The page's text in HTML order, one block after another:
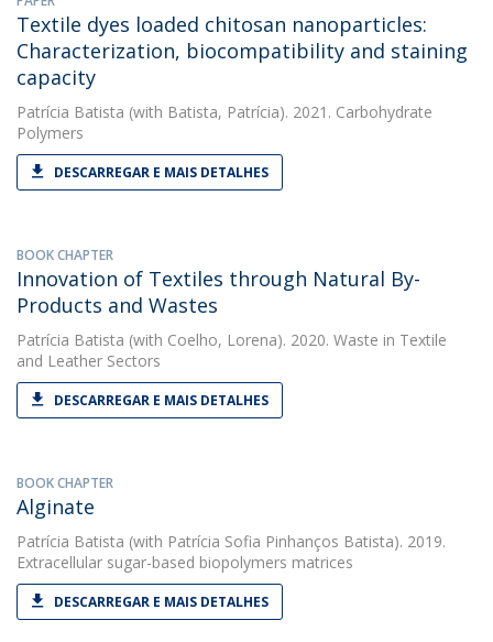
Textile dyes loaded chitosan nanoparticles:
Characterization, biocompatibility and staining
capacity
Patrícia Batista (with Batista, Patrícia). 2021. Carbohydrate
Polymers
DESCARREGAR E MAIS DETALHES
BOOK CHAPTER
Innovation of Textiles through Natural By-
Products and Wastes
Patrícia Batista (with Coelho, Lorena). 2020. Waste in Textile
and Leather Sectors
DESCARREGAR E MAIS DETALHES
BOOK CHAPTER
Alginate
Patrícia Batista (with Patrícia Sofia Pinhanços Batista). 2019.
Extracellular sugar-based biopolymers matrices
DESCARREGAR E MAIS DETALHES